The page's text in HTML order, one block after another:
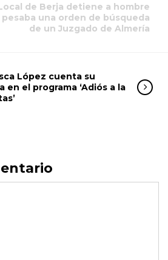
de Berja detiene a hombre
una orden de búsqueda
de un Juzgado de Almería
López cuenta su
en el programa ‘Adiós a la